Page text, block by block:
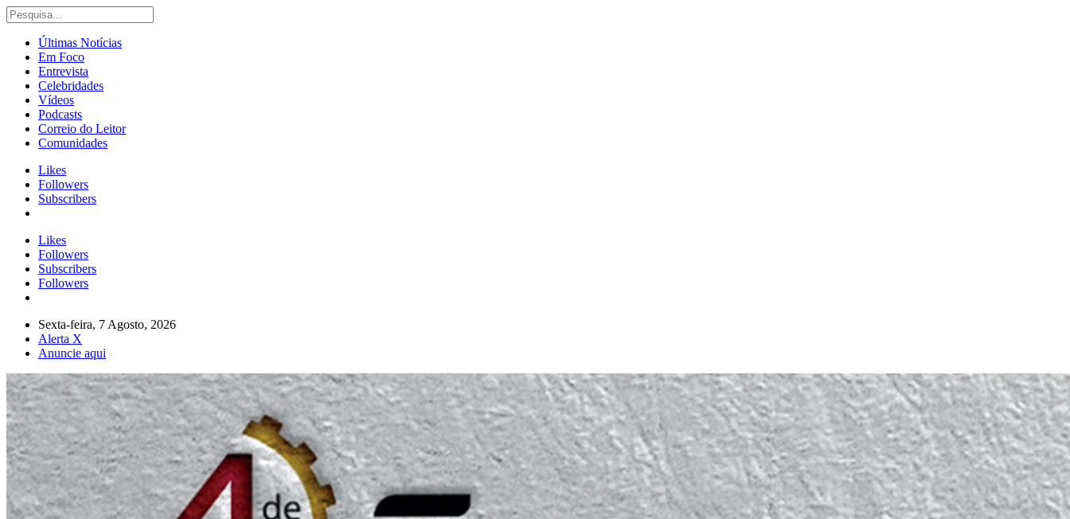
Últimas Notícias
Em Foco
Entrevista
Celebridades
Vídeos
Podcasts
Correio do Leitor
Comunidades
Likes
Followers
Subscribers
Likes
Followers
Subscribers
Followers
Sexta-feira, 7 Agosto, 2026
Alerta X
Anuncie aqui